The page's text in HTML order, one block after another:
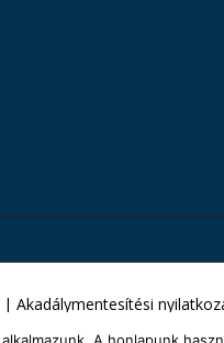
| Akadálymentesítési